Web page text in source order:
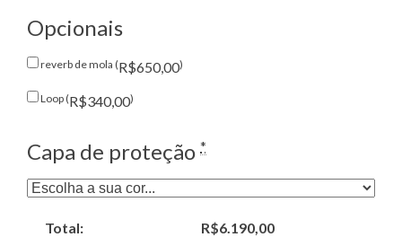
Opcionais
reverb de mola (R$650,00)
Loop (R$340,00)
Capa de proteção *
Total: R$6.190,00